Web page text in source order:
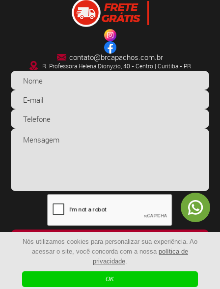
Nós utilizamos cookies para personalizar sua experiência. Ao
acessar o site, você concorda com a nossa política de
privacidade.
OK
contato@brcapachos.com.br
R. Professora Helena Dionyzio, 40 - Centro | Curitiba - PR
ENVIAR